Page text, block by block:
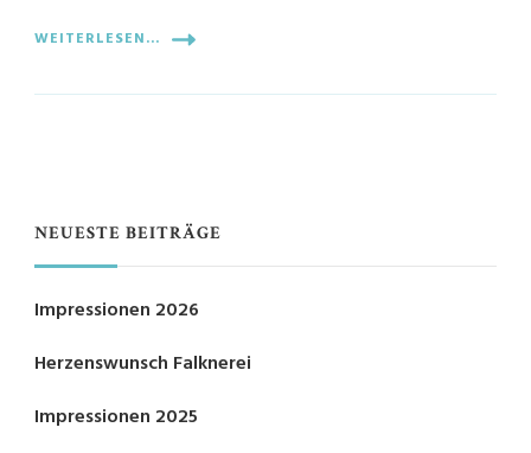
WEITERLESEN...
NEUESTE BEITRÄGE
Impressionen 2026
Herzenswunsch Falknerei
Impressionen 2025